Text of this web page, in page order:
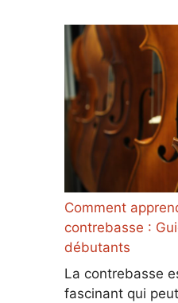
Comment
contrebasse :
débutants
La contrebasse
fascinant qui